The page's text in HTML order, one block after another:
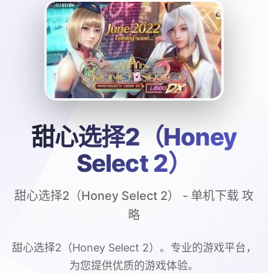
甜心选择2（Honey
Select 2）
甜心选择2（Honey Select 2） - 单机下载 攻
略
甜心选择2（Honey Select 2）。专业的游戏平台，
为您提供优质的游戏体验。